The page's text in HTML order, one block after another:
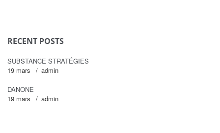
RECENT POSTS
SUBSTANCE STRATÉGIES
19 mars
admin
DANONE
19 mars
admin